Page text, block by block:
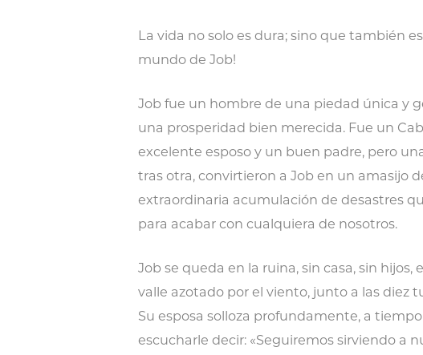
La vida no solo es dura; sino que también
mundo de Job!
Job fue un hombre de una piedad única y
una prosperidad bien merecida. Fue un
excelente esposo y un buen padre, pero
tras otra, convirtieron a Job en un amasijo
extraordinaria acumulación de desastres
para acabar con cualquiera de nosotros.
Job se queda en la ruina, sin casa, sin
valle azotado por el viento, junto a las diez
Su esposa solloza profundamente, a
escucharle decir: «Seguiremos sirviendo a